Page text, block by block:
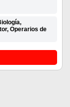
Operarios de